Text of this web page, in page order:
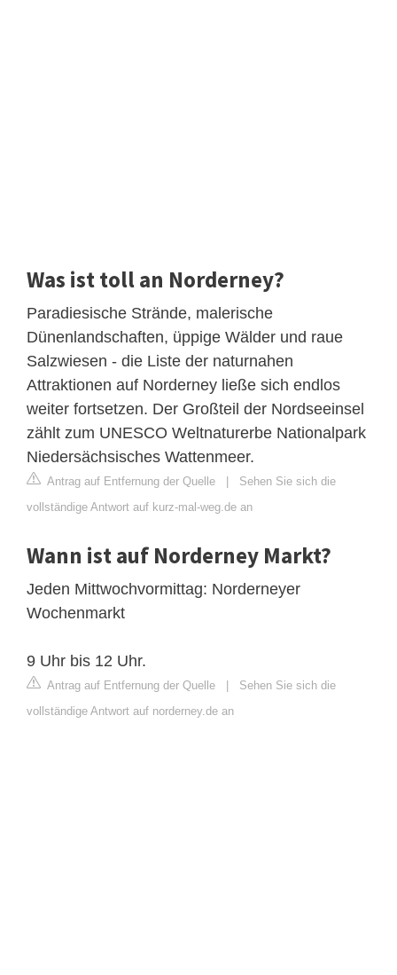
Was ist toll an Norderney?
Paradiesische Strände, malerische
Dünenlandschaften, üppige Wälder und raue
Salzwiesen - die Liste der naturnahen
Attraktionen auf Norderney ließe sich endlos
weiter fortsetzen. Der Großteil der Nordseeinsel
zählt zum UNESCO Weltnaturerbe Nationalpark
Niedersächsisches Wattenmeer.
Antrag auf Entfernung der Quelle
Sehen Sie sich die
vollständige Antwort auf kurz-mal-weg.de an
Wann ist auf Norderney Markt?
Jeden Mittwochvormittag: Norderneyer
Wochenmarkt
9 Uhr bis 12 Uhr.
Antrag auf Entfernung der Quelle
Sehen Sie sich die
vollständige Antwort auf norderney.de an